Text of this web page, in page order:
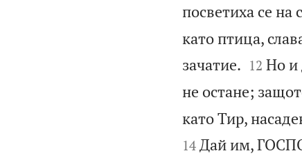
посветиха се на
като птица,
зачатие.
12 Но и
не остане;
като Тир,
14 Дай им,